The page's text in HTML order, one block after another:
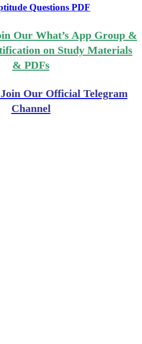
Questions PDF
Our What’s App Group &
on Study Materials
& PDFs
Our Official Telegram
Channel